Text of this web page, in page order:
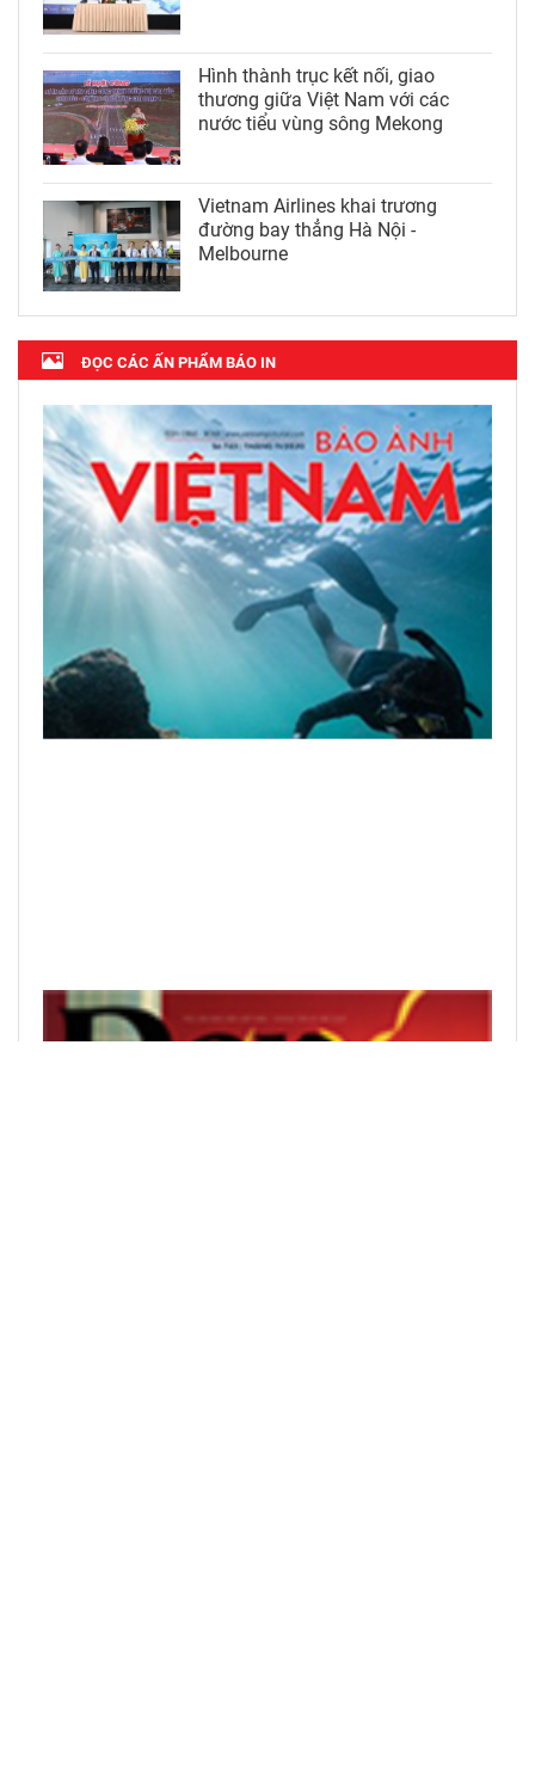
Hình thành trục kết nối, giao
thương giữa Việt Nam với các
nước tiểu vùng sông Mekong
Vietnam Airlines khai trương
đường bay thẳng Hà Nội -
Melbourne
ĐỌC CÁC ẤN PHẨM BÁO IN